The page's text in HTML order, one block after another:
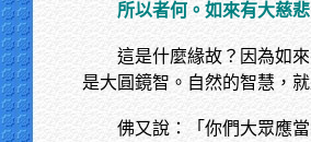
所以者何。如來有大慈
這是什麼緣故？因為如
是大圓鏡智。自然的智慧，
佛又說：「你們大眾應